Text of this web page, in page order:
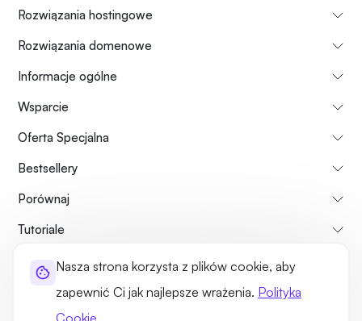
Nasza strona korzysta z plików cookie, aby
zapewnić Ci jak najlepsze wrażenia. Polityka
Cookie
Rozwiązania hostingowe
Rozwiązania domenowe
Informacje ogólne
Wsparcie
Oferta Specjalna
Bestsellery
Porównaj
Tutoriale
Informacje o nas
Polityka prywatności Kwestie prawneMapa strony